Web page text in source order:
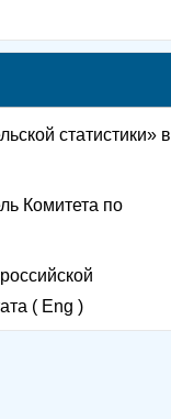
статистики» в
Комитета по
( Eng )